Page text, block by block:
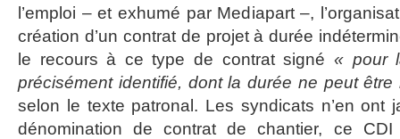
l’emploi – et exhumé par Mediapart –,
création d’un contrat de projet à durée
le recours à ce type de contrat signé « pour
précisément identifié, dont la durée ne peut
selon le texte patronal. Les syndicats n’en ont
dénomination de contrat de chantier, ce